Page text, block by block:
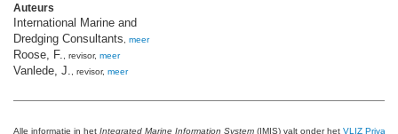
Auteurs
International Marine and
Dredging Consultants
meer
Roose, F. , revisor, meer
Vanlede, J. , revisor, meer
Alle informatie in het Integrated Marine Information System (IMIS) valt onder het VLIZ Privacy